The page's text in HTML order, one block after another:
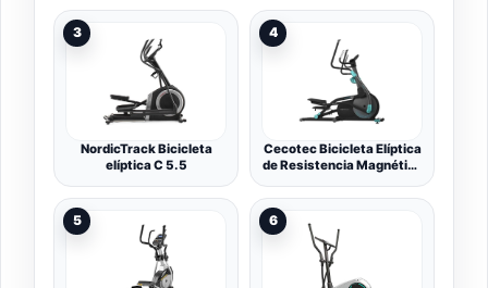
Fitness casa Bicicleta,
Inteligente Bicicleta
Eliptica para Casa con
Freno Magnético y
Sistema LED, 12
Programas + HRC y Modo
Watt
Silenciosa con
Autoalimentación,
Zancada 42-47 cm, 8-16
Niveles de Resistencia,
Monitor LCD, App
Bluetooth y Sensor de
Pulso, hasta 180 kg
3
NordicTrack Bicicleta
elíptica C 5.5
4
Cecotec Bicicleta Elíptica
de Resistencia Magnética
App Drumfit Elliptical
10000 Motor Pro. 32
Niveles, Plegable,
Pantalla LCD, Volante
Inercia 10Kg, Pulsómetro,
Zancada 43cm
5 6